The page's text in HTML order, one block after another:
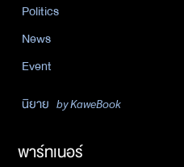
Politics
News
Event
นิยาย by KaweBook
พาร์ทเนอร์